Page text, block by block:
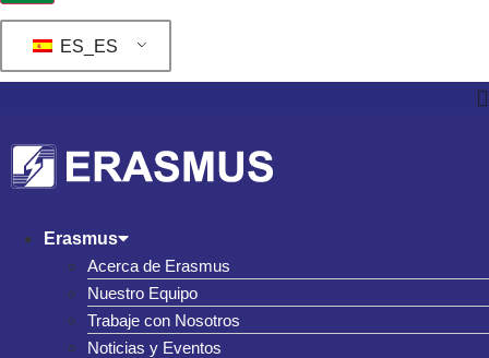
ES_ES
Erasmus
Acerca de Erasmus
Nuestro Equipo
Trabaje con Nosotros
Noticias y Eventos